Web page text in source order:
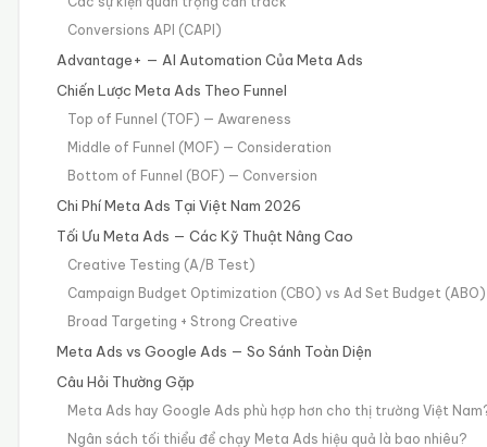
Conversions API (CAPI)
Advantage+ — AI Automation Của Meta Ads
Chiến Lược Meta Ads Theo Funnel
Top of Funnel (TOF) — Awareness
Middle of Funnel (MOF) — Consideration
Bottom of Funnel (BOF) — Conversion
Chi Phí Meta Ads Tại Việt Nam 2026
Tối Ưu Meta Ads — Các Kỹ Thuật Nâng Cao
Creative Testing (A/B Test)
Campaign Budget Optimization (CBO) vs Ad Set Budget (ABO)
Broad Targeting + Strong Creative
Meta Ads vs Google Ads — So Sánh Toàn Diện
Câu Hỏi Thường Gặp
Meta Ads hay Google Ads phù hợp hơn cho thị trường Việt
Ngân sách tối thiểu để chạy Meta Ads hiệu quả là bao nhiêu?